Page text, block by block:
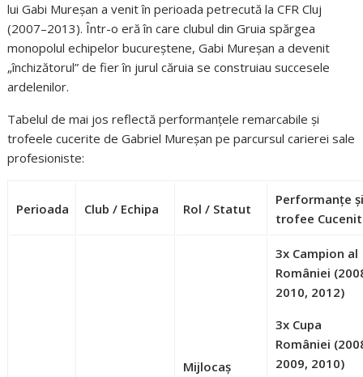
lui Gabi Mureșan a venit în perioada petrecută la CFR Cluj
(2007–2013). Într-o eră în care clubul din Gruia spărgea
monopolul echipelor bucureștene, Gabi Mureșan a devenit
„închizătorul” de fier în jurul căruia se construiau succesele
ardelenilor.
Tabelul de mai jos reflectă performanțele remarcabile și
trofeele cucerite de Gabriel Mureșan pe parcursul carierei sale
profesioniste:
Perioada Club / Echipa Rol / Statut
Performanțe
trofee
Mijlocaș
3x Campion al
României
2010, 2012)
3x Cupa
României
2009, 2010)